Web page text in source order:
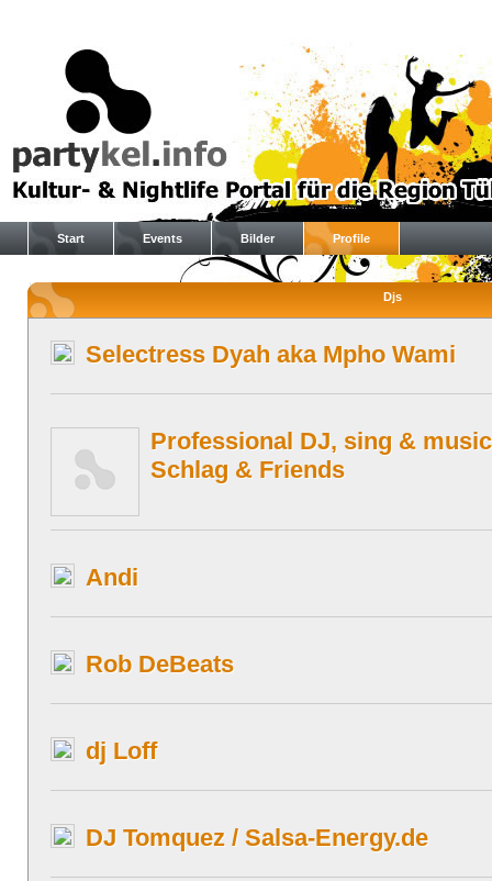
Start Events Bilder Profile
Djs
Selectress Dyah aka Mpho Wami
Professional DJ, sing &
Schlag & Friends
Andi
Rob DeBeats
dj Loff
DJ Tomquez / Salsa-Energy.de